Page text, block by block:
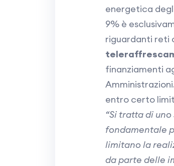
energetica
9% è
riguardanti reti
finanziamenti
entro certo
“Si tratta di
fondamentale
limitano la
da parte delle